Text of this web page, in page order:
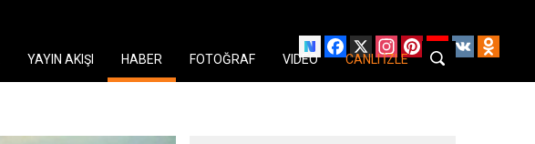
Facebook
X Instagram
PinterestYouTube
VK
YAYIN AKIŞI HABER FOTOĞRAF VIDEO CANLI İZLE